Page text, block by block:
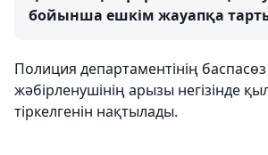
бойынша ешкім жауапқа
Полиция департаментінің
жәбірленушінің арызы негізінде
тіркелгенін нақтылады.